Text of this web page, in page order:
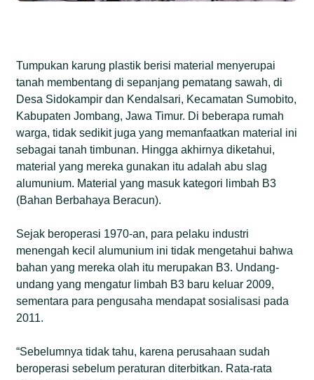
Tumpukan karung plastik berisi material menyerupai
tanah membentang di sepanjang pematang sawah, di
Desa Sidokampir dan Kendalsari, Kecamatan Sumobito,
Kabupaten Jombang, Jawa Timur. Di beberapa rumah
warga, tidak sedikit juga yang memanfaatkan material ini
sebagai tanah timbunan. Hingga akhirnya diketahui,
material yang mereka gunakan itu adalah abu slag
alumunium. Material yang masuk kategori limbah B3
(Bahan Berbahaya Beracun).
Sejak beroperasi 1970-an, para pelaku industri
menengah kecil alumunium ini tidak mengetahui bahwa
bahan yang mereka olah itu merupakan B3. Undang-
undang yang mengatur limbah B3 baru keluar 2009,
sementara para pengusaha mendapat sosialisasi pada
2011.
“Sebelumnya tidak tahu, karena perusahaan sudah
beroperasi sebelum peraturan diterbitkan. Rata-rata